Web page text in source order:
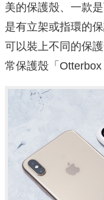
美的保護殼、一款
是有立架或指環的
可以裝上不同的保
常保護殼「Otterbox